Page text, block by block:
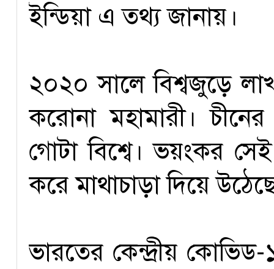
ইন্ডিয়া এ তথ্য জানায়।
২০২০ সালে বিশ্বজুড়ে
করোনা মহামারী।
গোটা বিশ্বে। ভয়ংকর
করে মাথাচাড়া দিয়ে
ভারতের কেন্দ্রীয়